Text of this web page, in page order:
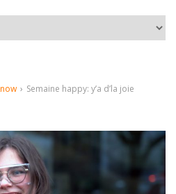
› Semaine happy: y’a d’la joie